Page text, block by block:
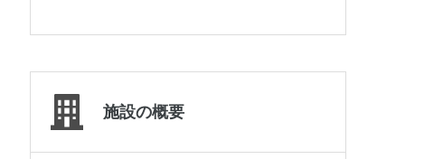
施設の概要